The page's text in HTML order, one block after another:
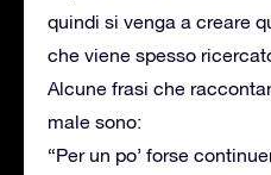
quindi si venga a creare
che viene spesso
Alcune frasi che
male sono:
“Per un po’ forse